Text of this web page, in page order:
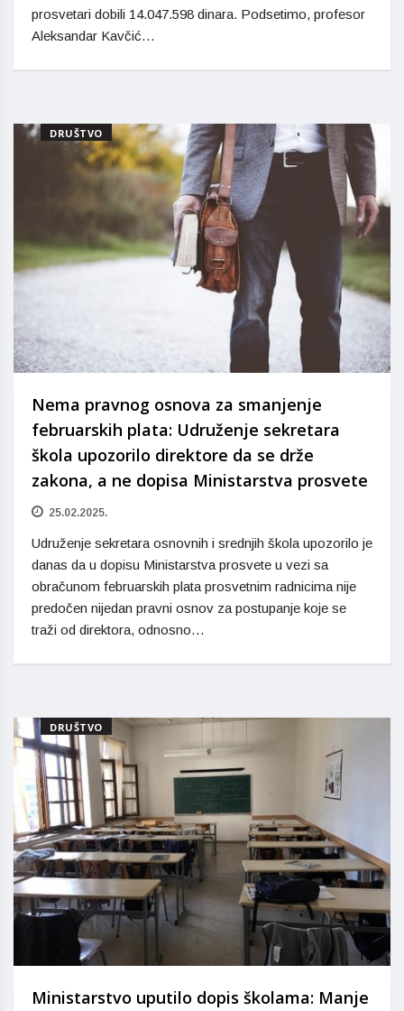
prosvetari dobili 14.047.598 dinara. Podsetimo, profesor
Aleksandar Kavčić…
DRUŠTVO
Nema pravnog osnova za smanjenje
februarskih plata: Udruženje sekretara
škola upozorilo direktore da se drže
zakona, a ne dopisa Ministarstva prosvete
25.02.2025.
Udruženje sekretara osnovnih i srednjih škola upozorilo je
danas da u dopisu Ministarstva prosvete u vezi sa
obračunom februarskih plata prosvetnim radnicima nije
predočen nijedan pravni osnov za postupanje koje se
traži od direktora, odnosno…
DRUŠTVO
Ministarstvo uputilo dopis školama: Manje